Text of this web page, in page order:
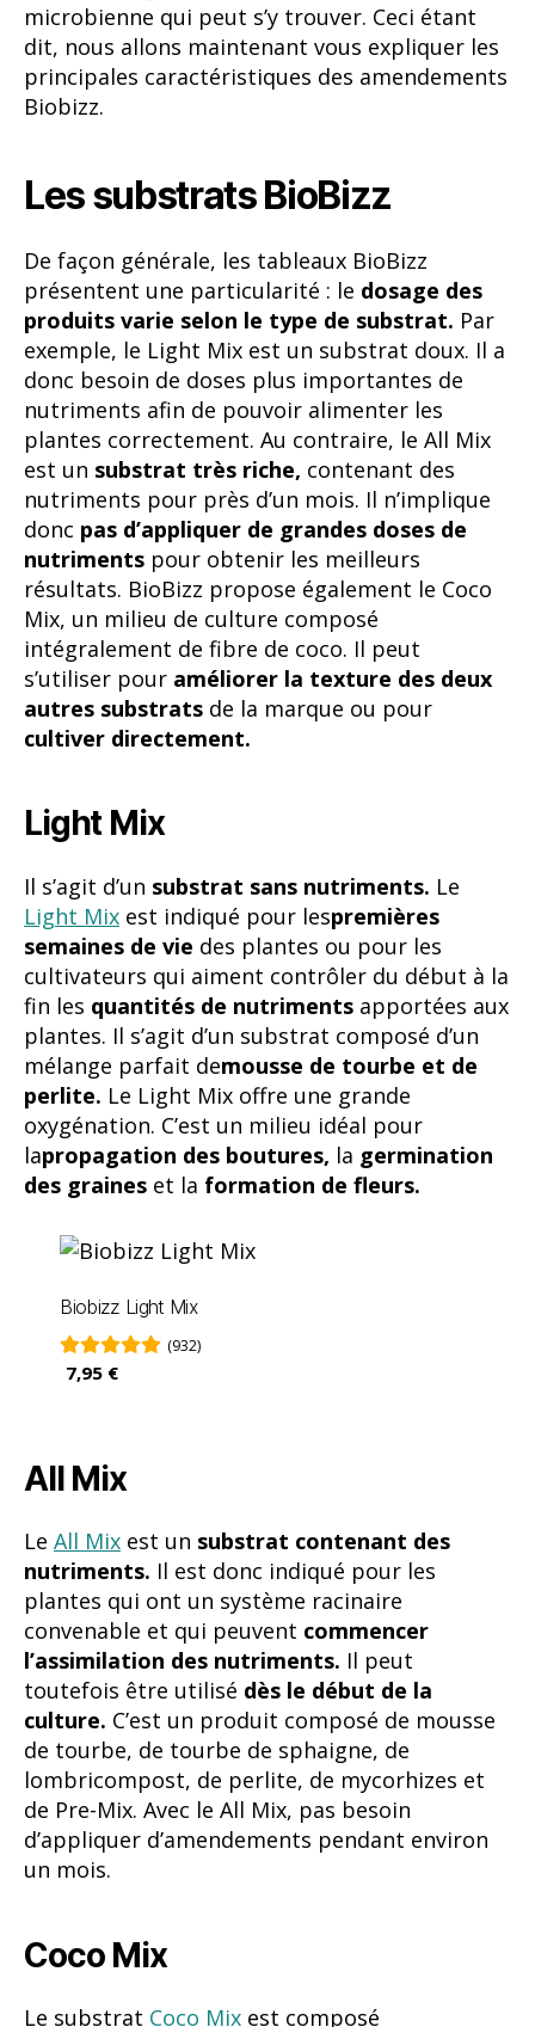
De façon générale, les tableaux BioBizz
présentent une particularité : le dosage des
produits varie selon le type de substrat.
nutriments afin de pouvoir alimenter les
plantes correctement. Au contraire, le All Mix
est un
substrat très riche,
contenant des
nutriments pour près d’un mois. Il n’implique
doncpas d’appliquer de grandes doses de
nutrimentspour obtenir les meilleurs
résultats. BioBizz propose également le Coco
Mix, un milieu de culture composé
intégralement de fibre de coco. Il peut
s’utiliser pouraméliorer la texture des deux
autres substratsde la marque ou pour
cultiver directement.
Light Mix
Il s’agit d’unsubstrat sans nutriments.
Light Mix est indiqué pour lespremières
semaines de viedes plantes ou pour les
cultivateurs qui aiment contrôler du début à la
plantes. Il s’agit d’un substrat composé d’un
mélange parfait de
perlite.
Le Light Mix offre une grande
oxygénation. C’est un milieu idéal pour
lapropagation des boutures,lagermination
des graineset laformation de fleurs.
Biobizz Light Mix
(932)
7,95 €
All Mix
All Mix est unsubstrat contenant des
nutriments.Il est donc indiqué pour les
plantes qui ont un système racinaire
toutefois être utilisé
culture.C’est un produit composé de mousse
de tourbe, de tourbe de sphaigne, de
lombricompost, de perlite, de mycorhizes et
de Pre-Mix. Avec le All Mix, pas besoin
d’appliquer d’amendements pendant environ
un mois.
Coco Mix
Le substratCoco Mixest composé
intégralement defibre de coco 100 %
organique complètement inertede la
meilleure qualité. De plus, il est totalement
pourraient porter préjudice à la culture du
cannabis. Pour cultiver avec ce type de
substrat, il est nécessaire
d’appliquer des